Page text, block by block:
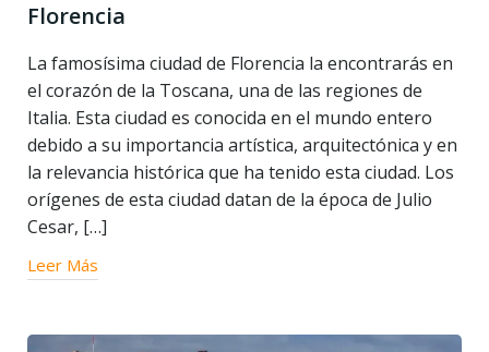
Florencia
La famosísima ciudad de Florencia la encontrarás en
el corazón de la Toscana, una de las regiones de
Italia. Esta ciudad es conocida en el mundo entero
debido a su importancia artística, arquitectónica y en
la relevancia histórica que ha tenido esta ciudad. Los
orígenes de esta ciudad datan de la época de Julio
Cesar, […]
Leer Más